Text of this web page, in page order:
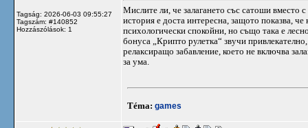
Tagság: 2026-06-03 09:55:27
Tagszám: #140852
Hozzászólások: 1
Мислите ли, че залагането със сатоши вместо
история е доста интересна, защото показва,
психологически спокойни, но също така е
бонуса „Крипто рулетка“ звучи
релаксиращо забавление, което не включва
за ума.
Téma: games